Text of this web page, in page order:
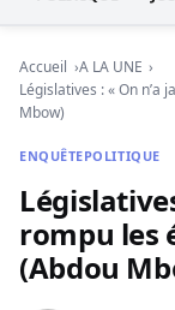
Accueil
A LA UNE
Législatives : « On n’a
Mbow)
ENQUÊTEPOLITIQUE
rompu les
(Abdou